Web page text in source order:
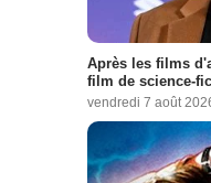
Après les films
film de science-
vendredi 7 août